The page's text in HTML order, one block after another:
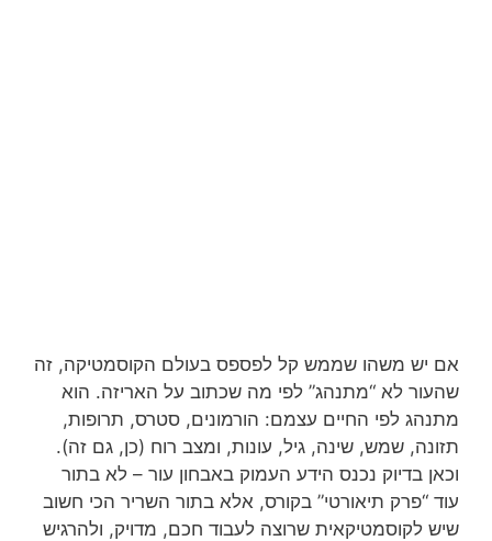
אם יש משהו שממש קל לפספס בעולם הקוסמטיקה, זה
שהעור לא “מתנהג” לפי מה שכתוב על האריזה. הוא
מתנהג לפי החיים עצמם: הורמונים, סטרס, תרופות,
תזונה, שמש, שינה, גיל, עונות, ומצב רוח (כן, גם זה).
וכאן בדיוק נכנס הידע העמוק באבחון עור – לא בתור
עוד “פרק תיאורטי” בקורס, אלא בתור השריר הכי חשוב
שיש לקוסמטיקאית שרוצה לעבוד חכם, מדויק, ולהרגיש